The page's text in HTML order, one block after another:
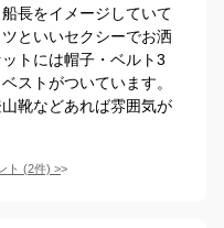
長をイメージしていて
といいセクシーでお洒
トには帽子・ベルト3
ストがついています。
靴などあれば雰囲気が
ト (2件) >